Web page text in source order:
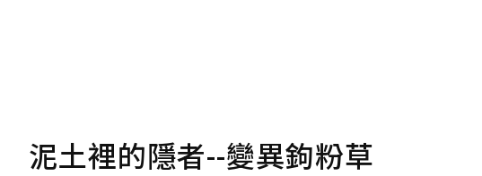
泥土裡的隱者--變異鉤粉草